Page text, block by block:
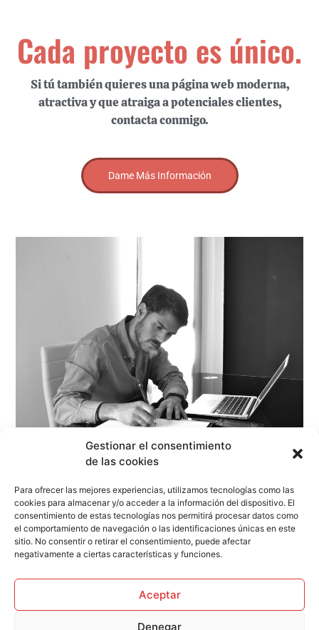
Gestionar el consentimiento
de las cookies
Para ofrecer las mejores experiencias, utilizamos tecnologías como las
cookies para almacenar y/o acceder a la información del dispositivo. El
consentimiento de estas tecnologías nos permitirá procesar datos como
el comportamiento de navegación o las identificaciones únicas en este
sitio. No consentir o retirar el consentimiento, puede afectar
negativamente a ciertas características y funciones.
Aceptar
Denegar
Cada proyecto es único.
Si tú también quieres una página web moderna,
atractiva y que atraiga a potenciales clientes,
contacta conmigo.
Dame Más Información
¿TODAVÍA NO TIENES UNA
ESTRATEGIA DE MARKETING
DIGITAL? ¿CONTACTAMOS?